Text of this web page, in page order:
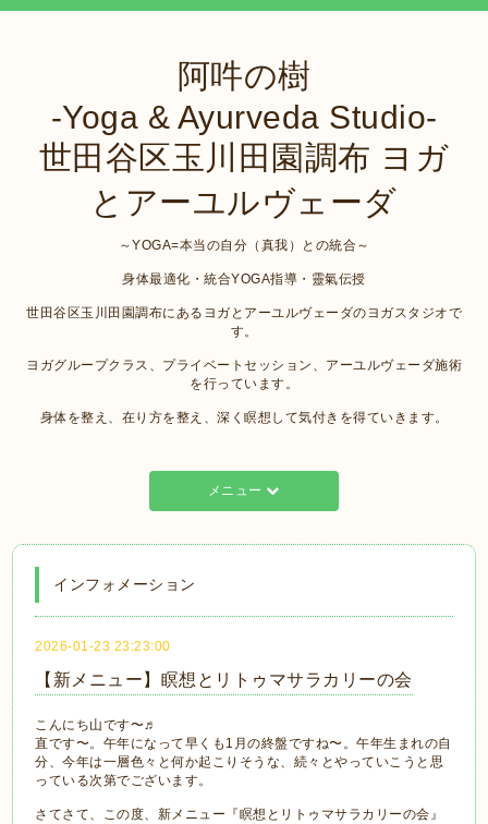
阿吽の樹
-Yoga & Ayurveda Studio-
世田谷区玉川田園調布 ヨガ
とアーユルヴェーダ
～YOGA=本当の自分（真我）との統合～
身体最適化・統合YOGA指導・靈氣伝授
世田谷区玉川田園調布にあるヨガとアーユルヴェーダのヨガスタジオで
す。
ヨガグループクラス、プライベートセッション、アーユルヴェーダ施術
を行っています。
身体を整え、在り方を整え、深く瞑想して気付きを得ていきます。
メニュー
インフォメーション
2026-01-23 23:23:00
【新メニュー】瞑想とリトゥマサラカリーの会
こんにち山です〜♬
直です〜。午年になって早くも1月の終盤ですね〜。午年生まれの自
分、今年は一層色々と何か起こりそうな、続々とやっていこうと思
っている次第でございます。
さてさて、この度、新メニュー『瞑想とリトゥマサラカリーの会』